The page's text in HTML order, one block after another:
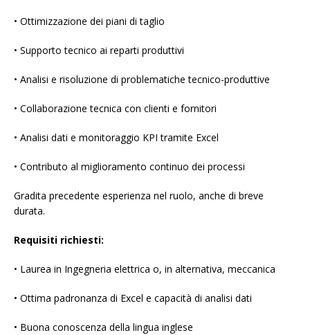
• Ottimizzazione dei piani di taglio
• Supporto tecnico ai reparti produttivi
• Analisi e risoluzione di problematiche tecnico-produttive
• Collaborazione tecnica con clienti e fornitori
• Analisi dati e monitoraggio KPI tramite Excel
• Contributo al miglioramento continuo dei processi
Gradita precedente esperienza nel ruolo, anche di breve
durata.
Requisiti richiesti:
• Laurea in Ingegneria elettrica o, in alternativa, meccanica
• Ottima padronanza di Excel e capacità di analisi dati
• Buona conoscenza della lingua inglese